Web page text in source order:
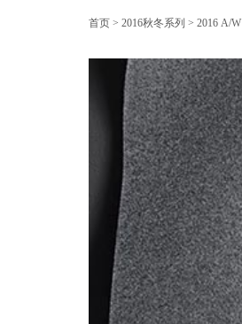
首页 > 2016秋冬系列 > 2016 A/W